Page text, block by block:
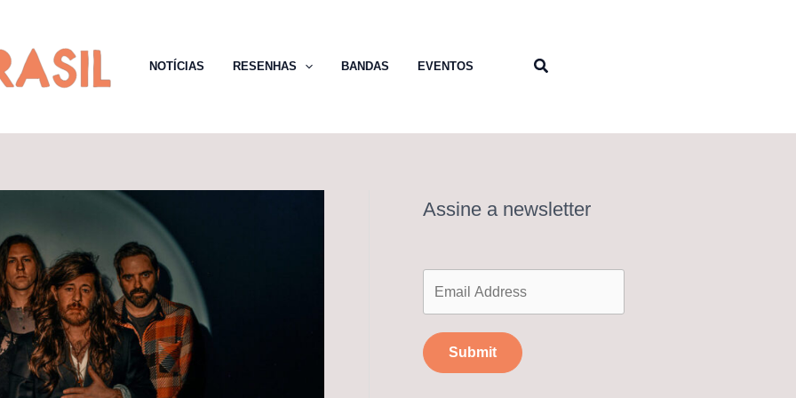
NOTÍCIAS RESENHAS BANDAS EVENTOS Pesquisar
Assine a newsletter
Submit